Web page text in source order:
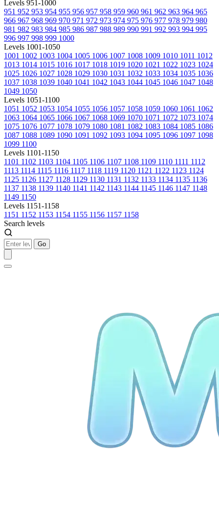
Levels 951-1000
951 952 953 954 955 956 957 958 959 960 961 962 963 964 965
966 967 968 969 970 971 972 973 974 975 976 977 978 979 980
981 982 983 984 985 986 987 988 989 990 991 992 993 994 995
996 997 998 999 1000
Levels 1001-1050
1001 1002 1003 1004 1005 1006 1007 1008 1009 1010 1011 1012
1013 1014 1015 1016 1017 1018 1019 1020 1021 1022 1023 1024
1025 1026 1027 1028 1029 1030 1031 1032 1033 1034 1035 1036
1037 1038 1039 1040 1041 1042 1043 1044 1045 1046 1047 1048
1049 1050
Levels 1051-1100
1051 1052 1053 1054 1055 1056 1057 1058 1059 1060 1061 1062
1063 1064 1065 1066 1067 1068 1069 1070 1071 1072 1073 1074
1075 1076 1077 1078 1079 1080 1081 1082 1083 1084 1085 1086
1087 1088 1089 1090 1091 1092 1093 1094 1095 1096 1097 1098
1099 1100
Levels 1101-1150
1101 1102 1103 1104 1105 1106 1107 1108 1109 1110 1111 1112
1113 1114 1115 1116 1117 1118 1119 1120 1121 1122 1123 1124
1125 1126 1127 1128 1129 1130 1131 1132 1133 1134 1135 1136
1137 1138 1139 1140 1141 1142 1143 1144 1145 1146 1147 1148
1149 1150
Levels 1151-1158
1151 1152 1153 1154 1155 1156 1157 1158
Search levels
Go